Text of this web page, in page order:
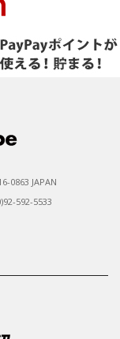
0863 JAPAN
592-5533